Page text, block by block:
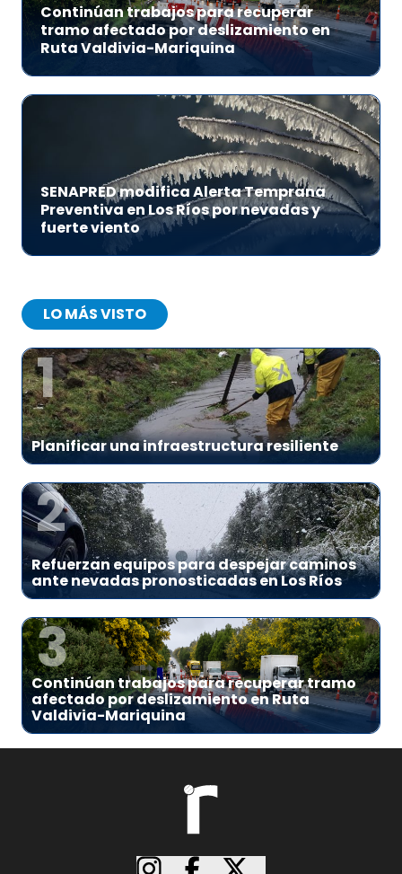
Continúan trabajos para recuperar
tramo afectado por deslizamiento en
Ruta Valdivia-Mariquina
SENAPRED modifica Alerta Temprana
Preventiva en Los Ríos por nevadas y
fuerte viento
LO MÁS VISTO
1
Planificar una infraestructura resiliente
2
Refuerzan equipos para despejar caminos
ante nevadas pronosticadas en Los Ríos
3
Continúan trabajos para recuperar tramo
afectado por deslizamiento en Ruta
Valdivia-Mariquina